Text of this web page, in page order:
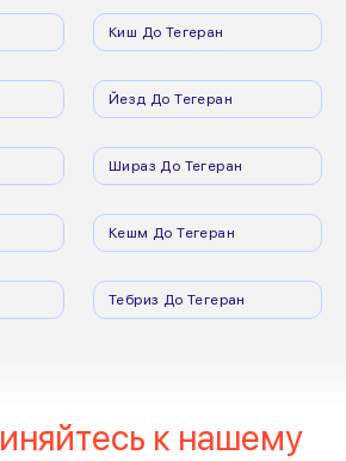
Киш До Тегеран
Йезд До Тегеран
Шираз До Тегеран
Кешм До Тегеран
Тебриз До Тегеран
к нашему